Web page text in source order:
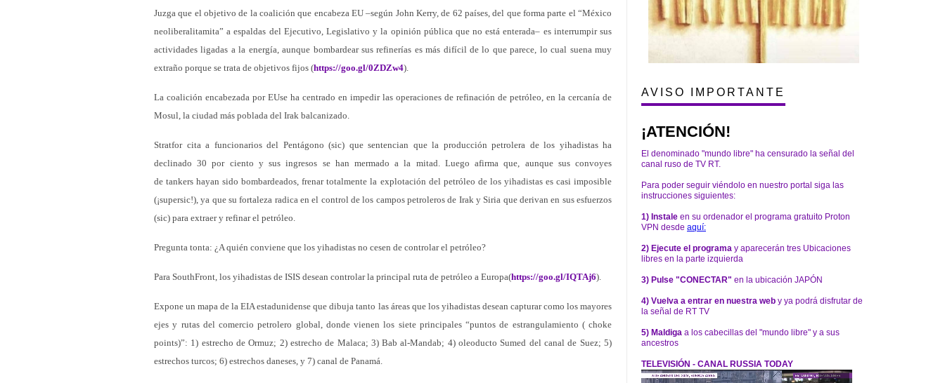
Juzga que el objetivo de la coalición que encabeza EU –según John Kerry, de 62 países, del que forma parte el “México
neoliberalitamita” a espaldas del Ejecutivo, Legislativo y la opinión pública que no está enterada– es interrumpir sus
actividades ligadas a la energía, aunque bombardear sus refinerías es más difícil de lo que parece, lo cual suena muy
extraño porque se trata de objetivos fijos (https://goo.gl/0ZDZw4).
La coalición encabezada por EUse ha centrado en impedir las operaciones de refinación de petróleo, en la cercanía de
Mosul, la ciudad más poblada del Irak balcanizado.
Stratfor cita a funcionarios del Pentágono (sic) que sentencian que la producción petrolera de los yihadistas ha
declinado 30 por ciento y sus ingresos se han mermado a la mitad. Luego afirma que, aunque sus convoyes
de tankers hayan sido bombardeados, frenar totalmente la explotación del petróleo de los yihadistas es casi imposible
(¡supersic!), ya que su fortaleza radica en el control de los campos petroleros de Irak y Siria que derivan en sus esfuerzos
(sic) para extraer y refinar el petróleo.
Pregunta tonta: ¿A quién conviene que los yihadistas no cesen de controlar el petróleo?
Para SouthFront, los yihadistas de ISIS desean controlar la principal ruta de petróleo a Europa(https://goo.gl/IQTAj6).
Expone un mapa de la EIA estadunidense que dibuja tanto las áreas que los yihadistas desean capturar como los mayores
ejes y rutas del comercio petrolero global, donde vienen los siete principales “puntos de estrangulamiento ( choke
points)”: 1) estrecho de Ormuz; 2) estrecho de Malaca; 3) Bab al-Mandab; 4) oleoducto Sumed del canal de Suez; 5)
estrechos turcos; 6) estrechos daneses, y 7) canal de Panamá.
AVISO IMPORTANTE
¡ATENCIÓN!
El denominado "mundo libre" ha censurado la señal del
canal ruso de TV RT.
Para poder seguir viéndolo en nuestro portal siga las
instrucciones siguientes:
1) Instale en su ordenador el programa gratuito Proton
VPN desde aquí:
2) Ejecute el programa y aparecerán tres Ubicaciones
libres en la parte izquierda
3) Pulse "CONECTAR" en la ubicación JAPÓN
4) Vuelva a entrar en nuestra web y ya podrá disfrutar de
la señal de RT TV
5) Maldiga a los cabecillas del "mundo libre" y a sus
ancestros
TELEVISIÓN - CANAL RUSSIA TODAY